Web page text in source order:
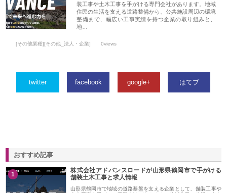
装工事や土木工事を手がける専門会社があります。地域
住民の生活を支える道路整備から、公共施設周辺の環境
整備まで、幅広い工事実績を持つ企業の取り組みと、
地…
[その他業種][その他_法人・企業] 0views
twitter facebook google+ はてブ
おすすめ記事
1
株式会社アドバンスロードが山形県鶴岡市で手がける
舗装土木工事と求人情報
山形県鶴岡市で地域の道路基盤を支える企業として、舗装工事や